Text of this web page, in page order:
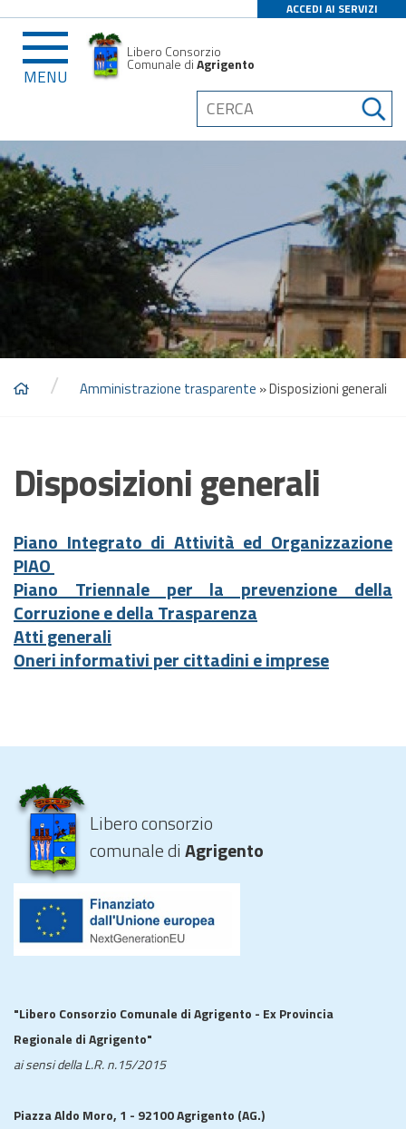
ACCEDI AI SERVIZI
MENU
Libero Consorzio
Comunale diAgrigento
/ Amministrazione trasparente »Disposizioni generali
Disposizioni generali
Piano Integrato di Attività ed Organizzazione
PIAO
Piano Triennale per la prevenzione della
Corruzione e della Trasparenza
Atti generali
Oneri informativi per cittadini e imprese
Libero consorzio
comunale diAgrigento
"Libero Consorzio Comunale di Agrigento - Ex Provincia
Regionale di Agrigento"
ai sensi della L.R. n.15/2015
Piazza Aldo Moro, 1 - 92100 Agrigento (AG.)